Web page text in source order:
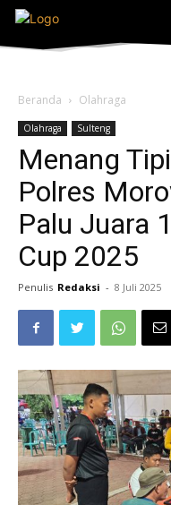
Beranda Olahraga
Olahraga Sulteng
Menang
Polres
Palu Juara
Cup 2025
Penulis Redaksi - 8 Juli 2025